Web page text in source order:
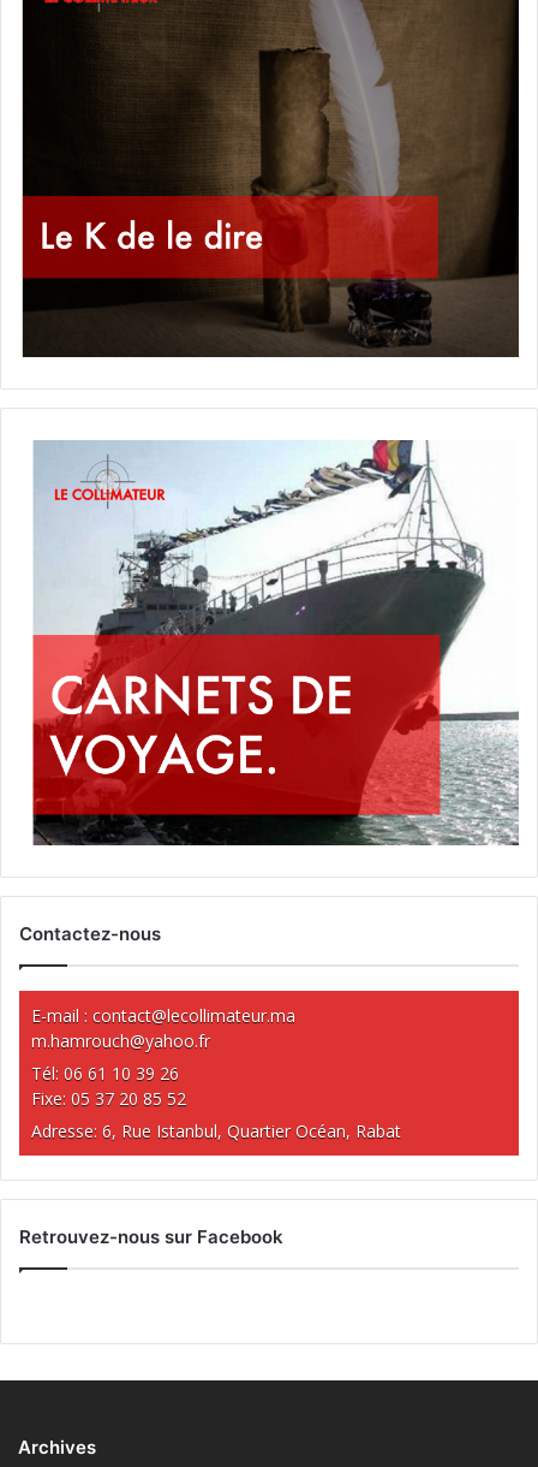
Contactez-nous
E-mail : contact@lecollimateur.ma
m.hamrouch@yahoo.fr
Tél: 06 61 10 39 26
Fixe: 05 37 20 85 52
Adresse: 6, Rue Istanbul, Quartier Océan, Rabat
Retrouvez-nous sur Facebook
Archives